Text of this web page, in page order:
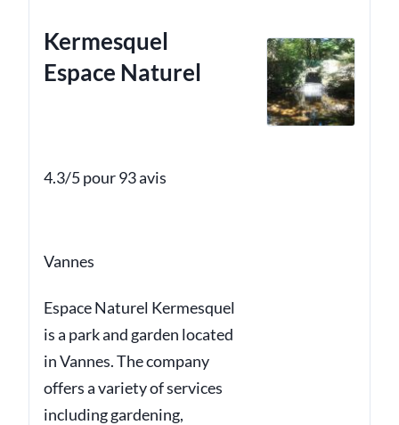
Kermesquel
Espace Naturel
4.3/5 pour 93 avis
Vannes
Espace Naturel Kermesquel
is a park and garden located
in Vannes. The company
offers a variety of services
including gardening,